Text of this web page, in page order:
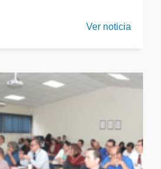
Ver noticia